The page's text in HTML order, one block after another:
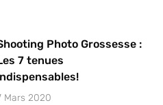
Photo Grossesse :
7 tenues
Mars 2020